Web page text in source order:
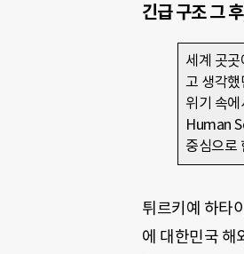
긴급 구조 그
세계 곳
고 생각했
위기 속
Human
중심으로
튀르키예 하타
에 대한민국 해